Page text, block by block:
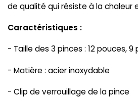
de qualité qui résiste à la chaleur
Caractéristiques :
- Taille des 3 pinces : 12 pouces,
- Matière : acier inoxydable
- Clip de verrouillage de la pince